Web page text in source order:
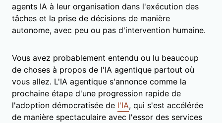
agents IA à leur organisation dans l'exécution des
tâches et la prise de décisions de manière
autonome, avec peu ou pas d'intervention humaine.
Vous avez probablement entendu ou lu beaucoup
de choses à propos de l'IA agentique partout où
vous allez. L'IA agentique s'annonce comme la
prochaine étape d'une progression rapide de
l'adoption démocratisée de l'IA, qui s'est accélérée
de manière spectaculaire avec l'essor des services